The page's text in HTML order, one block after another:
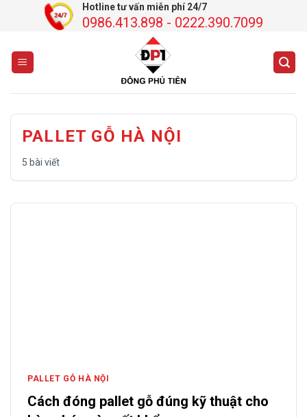
dung
Hotline tư vấn miễn phí 24/7
0986.413.898 - 0222.390.7099
PALLET GỖ HÀ NỘI
5 bài viết
PALLET GỖ HÀ NỘI
Cách đóng pallet gỗ đúng kỹ thuật cho